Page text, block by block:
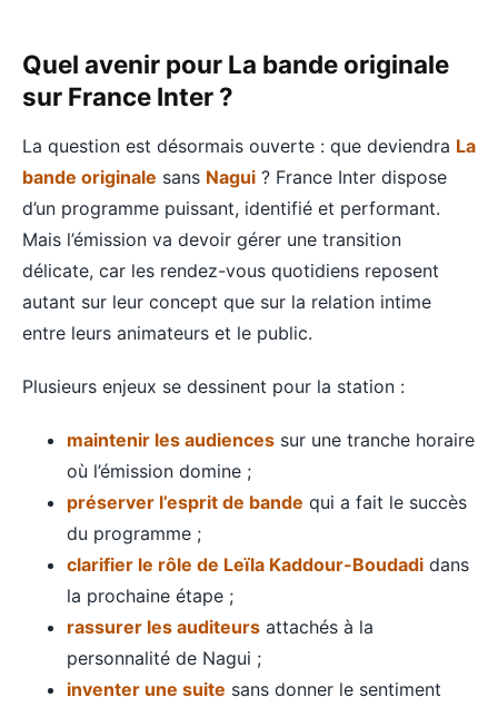
Quel avenir pour La bande originale
sur France Inter ?
La question est désormais ouverte : que deviendra La
bande originale sans Nagui ? France Inter dispose
d’un programme puissant, identifié et performant.
Mais l’émission va devoir gérer une transition
délicate, car les rendez-vous quotidiens reposent
autant sur leur concept que sur la relation intime
entre leurs animateurs et le public.
Plusieurs enjeux se dessinent pour la station :
maintenir les audiences sur une tranche horaire
où l’émission domine ;
préserver l’esprit de bande qui a fait le succès
du programme ;
clarifier le rôle de Leïla Kaddour-Boudadi dans
la prochaine étape ;
rassurer les auditeurs attachés à la
personnalité de Nagui ;
inventer une suite sans donner le sentiment